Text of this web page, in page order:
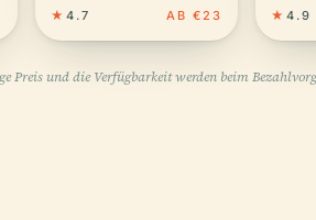
★ 4.7 AB €23 ★ 4.9
Preis und die Verfügbarkeit werden beim